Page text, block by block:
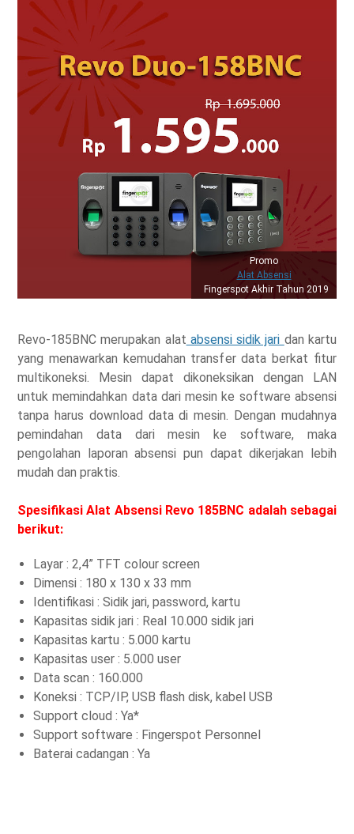
Promo
Alat Absensi
Fingerspot Akhir Tahun 2019
Revo-185BNC merupakan alat absensi sidik jari dan kartu
yang menawarkan kemudahan transfer data berkat fitur
multikoneksi. Mesin dapat dikoneksikan dengan LAN
untuk memindahkan data dari mesin ke software absensi
tanpa harus download data di mesin. Dengan mudahnya
pemindahan data dari mesin ke software, maka
pengolahan laporan absensi pun dapat dikerjakan lebih
mudah dan praktis.
Spesifikasi Alat Absensi Revo 185BNC adalah sebagai
berikut:
Layar : 2,4” TFT colour screen
Dimensi : 180 x 130 x 33 mm
Identifikasi : Sidik jari, password, kartu
Kapasitas sidik jari : Real 10.000 sidik jari
Kapasitas kartu : 5.000 kartu
Kapasitas user : 5.000 user
Data scan : 160.000
Koneksi : TCP/IP, USB flash disk, kabel USB
Support cloud : Ya*
Support software : Fingerspot Personnel
Baterai cadangan : Ya